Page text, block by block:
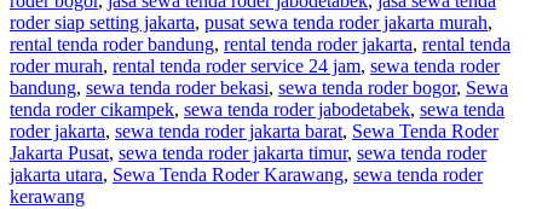
roder siap setting jakarta, pusat sewa tenda roder jakarta murah,
rental tenda roder bandung, rental tenda roder jakarta, rental tenda
roder murah, rental tenda roder service 24 jam, sewa tenda roder
bandung, sewa tenda roder bekasi, sewa tenda roder bogor, Sewa
tenda roder cikampek, sewa tenda roder jabodetabek, sewa tenda
roder jakarta, sewa tenda roder jakarta barat, Sewa Tenda Roder
Jakarta Pusat, sewa tenda roder jakarta timur, sewa tenda roder
jakarta utara, Sewa Tenda Roder Karawang, sewa tenda roder
kerawang